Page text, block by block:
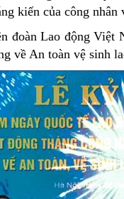
kiến của công
đoàn Lao động
về An toàn vệ sinh